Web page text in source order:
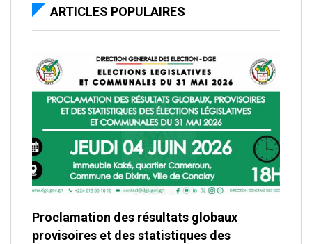
ARTICLES POPULAIRES
Proclamation des résultats globaux
provisoires et des statistiques des